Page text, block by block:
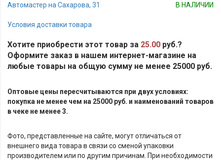
Автомастер на Сахарова, 31
В НАЛИЧИИ
Условия доставки товара
Хотите приобрести этот товар за 25.00 руб.?
Оформите заказ в нашем интернет-магазине на
любые товары на общую сумму не менее 25000 руб.
Оптовые цены пересчитываются при двух условиях:
покупка не менее чем на 25000 руб. и наименований товаров
в чеке не менее 3.
Фото, представленные на сайте, могут отличаться от
внешнего вида товара в связи со сменой упаковки
производителем или по другим причинам. При необходимости